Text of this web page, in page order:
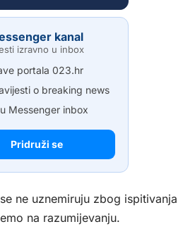
kanal
izravno u inbox
portala 023.hr
o breaking news
Messenger inbox
Pridruži se
ne uznemiruju zbog ispitivanja
na razumijevanju.